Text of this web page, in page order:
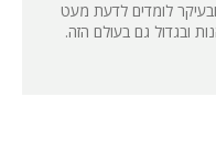
לומדים לדעת מעט
ובגדול גם בעולם הזה.